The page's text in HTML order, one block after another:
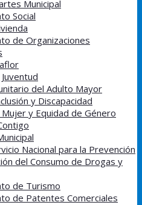
Municipal
Social
de Organizaciones
del Adulto Mayor
y Discapacidad
y Equidad de Género
Nacional para la Prevención
del Consumo de Drogas y
de Turismo
de Patentes Comerciales